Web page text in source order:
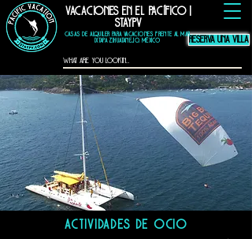
hotel thompson
zihuatanejo
mexico, alquiler
vacacional
zihuatanejo, El
Murmullo La Casa
Que Canta, El
Ensueno La Casa Que
Canta, casa angelina
zihuatanejo
Reserva una Villa
CASAS DE ALQUILER PARA VACACIONES FRENTE AL MAR
Ixtapa Zihuatanejo, México
Vacaciones en el Pacífico |
StayPV
ACTIVIDADES DE OCIO